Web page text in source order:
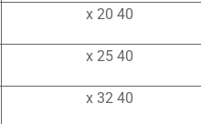
40 x 20
40 x 25
40 x 32